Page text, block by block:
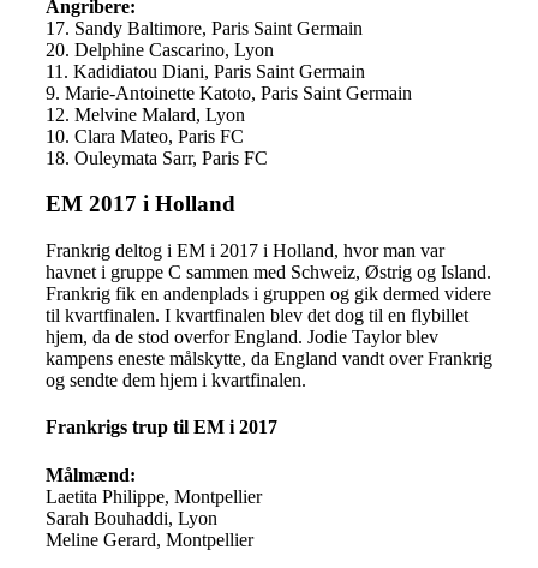
Angribere:
17. Sandy Baltimore, Paris Saint Germain
20. Delphine Cascarino, Lyon
11. Kadidiatou Diani, Paris Saint Germain
9. Marie-Antoinette Katoto, Paris Saint Germain
12. Melvine Malard, Lyon
10. Clara Mateo, Paris FC
18. Ouleymata Sarr, Paris FC
EM 2017 i Holland
Frankrig deltog i EM i 2017 i Holland, hvor man var
havnet i gruppe C sammen med Schweiz, Østrig og Island.
Frankrig fik en andenplads i gruppen og gik dermed videre
til kvartfinalen. I kvartfinalen blev det dog til en flybillet
hjem, da de stod overfor England. Jodie Taylor blev
kampens eneste målskytte, da England vandt over Frankrig
og sendte dem hjem i kvartfinalen.
Frankrigs trup til EM i 2017
Målmænd:
Laetita Philippe, Montpellier
Sarah Bouhaddi, Lyon
Meline Gerard, Montpellier